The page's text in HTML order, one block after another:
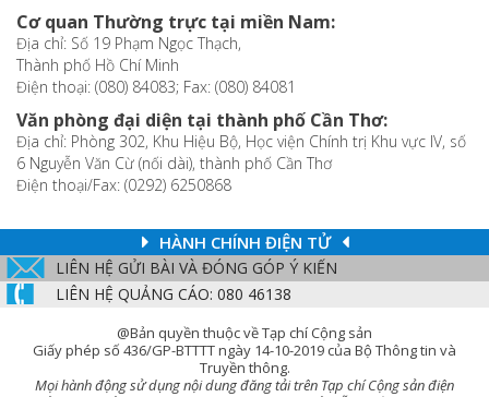
Cơ quan Thường trực tại miền Nam:
Địa chỉ: Số 19 Phạm Ngọc Thạch,
Thành phố Hồ Chí Minh
Điện thoại: (080) 84083; Fax: (080) 84081
Văn phòng đại diện tại thành phố Cần Thơ:
Địa chỉ: Phòng 302, Khu Hiệu Bộ, Học viện Chính trị Khu vực IV, số
6 Nguyễn Văn Cừ (nối dài), thành phố Cần Thơ
Điện thoại/Fax: (0292) 6250868
HÀNH CHÍNH ĐIỆN TỬ
LIÊN HỆ GỬI BÀI VÀ ĐÓNG GÓP Ý KIẾN
LIÊN HỆ QUẢNG CÁO: 080 46138
@Bản quyền thuộc về Tạp chí Cộng sản
Giấy phép số 436/GP-BTTTT ngày 14-10-2019 của Bộ Thông tin và
Truyền thông.
Mọi hành động sử dụng nội dung đăng tải trên Tạp chí Cộng sản điện